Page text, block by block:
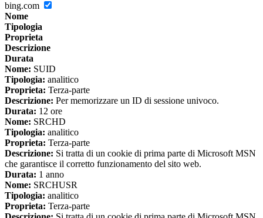
bing.com
Nome
Tipologia
Proprieta
Descrizione
Durata
Nome: SUID
Tipologia: analitico
Proprieta: Terza-parte
Descrizione: Per memorizzare un ID di sessione univoco.
Durata: 12 ore
Nome: SRCHD
Tipologia: analitico
Proprieta: Terza-parte
Descrizione: Si tratta di un cookie di prima parte di Microsoft MSN
che garantisce il corretto funzionamento del sito web.
Durata: 1 anno
Nome: SRCHUSR
Tipologia: analitico
Proprieta: Terza-parte